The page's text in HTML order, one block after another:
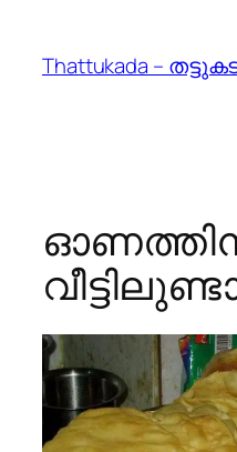
content
Thattukada –
ഓണത്തിന്